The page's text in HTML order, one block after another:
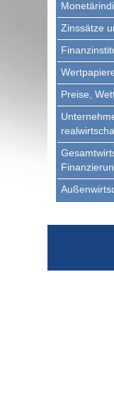
Zinssätze
Preise,